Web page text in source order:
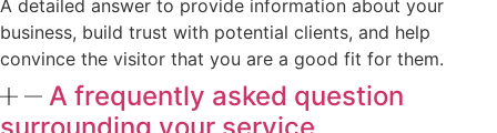
A detailed answer to provide information about your
business, build trust with potential clients, and help
convince the visitor that you are a good fit for them.
A frequently asked question